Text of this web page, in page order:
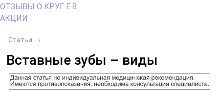
ОТЗЫВЫ О КРУГ Е.В.
АКЦИИ
Статьи ›
Вставные зубы – виды